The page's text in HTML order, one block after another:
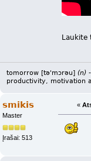
Laukite
tomorrow [tə'mɔrəu] (n)-
productivity, motivation
smikis
Master
Įrašai: 513
«